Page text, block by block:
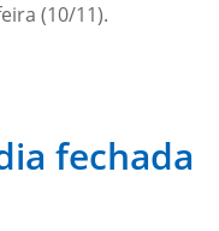
(10/11).
fechada